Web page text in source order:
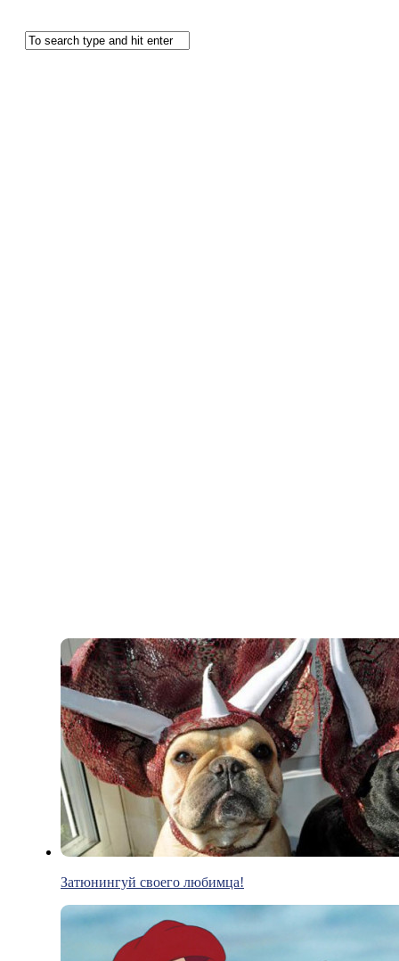
Затюнингуй своего любимца!